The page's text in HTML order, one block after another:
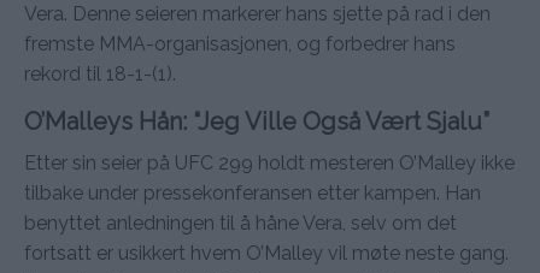
Vera. Denne seieren markerer hans sjette på rad i den
fremste MMA-organisasjonen, og forbedrer hans
rekord til 18-1-(1).
O’Malleys Hån: “Jeg Ville Også Vært Sjalu”
Etter sin seier på UFC 299 holdt mesteren O’Malley ikke
tilbake under pressekonferansen etter kampen. Han
benyttet anledningen til å håne Vera, selv om det
fortsatt er usikkert hvem O’Malley vil møte neste gang.